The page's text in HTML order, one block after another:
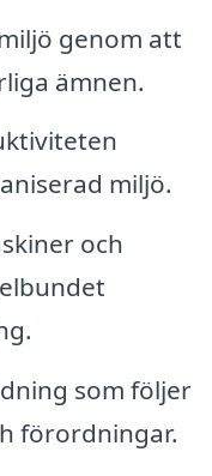
genom att
ämnen.
miljö.
och
som följer
förordningar.